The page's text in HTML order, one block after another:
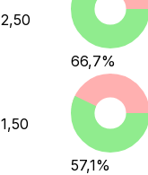
2,50
66,7%
1,50
57,1%